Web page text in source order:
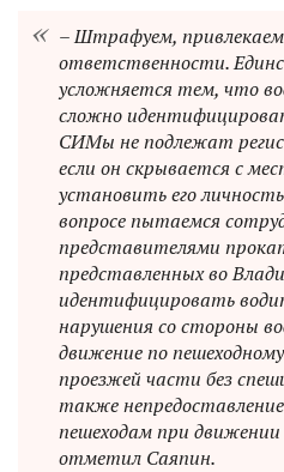
– Штрафуем,
ответственности.
усложняется тем, что
сложно
СИМы не подлежат
если он скрывается с
установить его
вопросе пытаемся
представителями
представленных во
идентифицировать
нарушения со стороны
движение по
проезжей части без
также
пешеходам при
отметил Саяпин.